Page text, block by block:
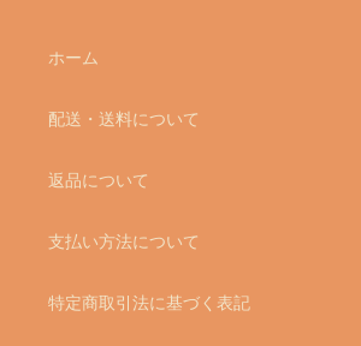
ホーム
配送・送料について
返品について
支払い方法について
特定商取引法に基づく表記